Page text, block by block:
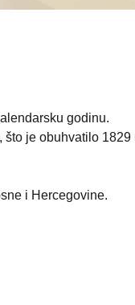
godinu.
je obuhvatilo
i Hercegovine.